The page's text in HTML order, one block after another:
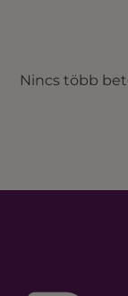
Nincs több